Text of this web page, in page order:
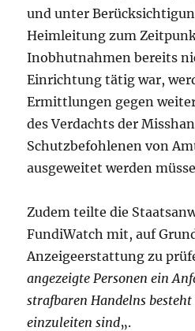
und unter
Heimleitung zum
Inobhutnahmen bereits
Einrichtung tätig war,
Ermittlungen gegen
des Verdachts der
Schutzbefohlenen von
ausgeweitet werden
Zudem teilte die
FundiWatch mit, auf
Anzeigeerstattung zu
angezeigte Personen ein
strafbaren Handelns
einzuleiten sind„.